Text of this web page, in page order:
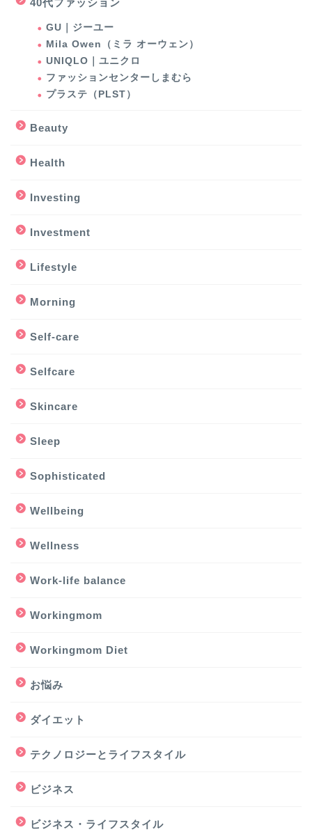
40代ファッション
GU｜ジーユー
Mila Owen（ミラ オーウェン）
UNIQLO｜ユニクロ
ファッションセンターしまむら
プラステ（PLST）
Beauty
Health
Investing
Investment
Lifestyle
Morning
Self-care
Selfcare
Skincare
Sleep
Sophisticated
Wellbeing
Wellness
Work-life balance
Workingmom
Workingmom Diet
お悩み
ダイエット
テクノロジーとライフスタイル
ビジネス
ビジネス・ライフスタイル